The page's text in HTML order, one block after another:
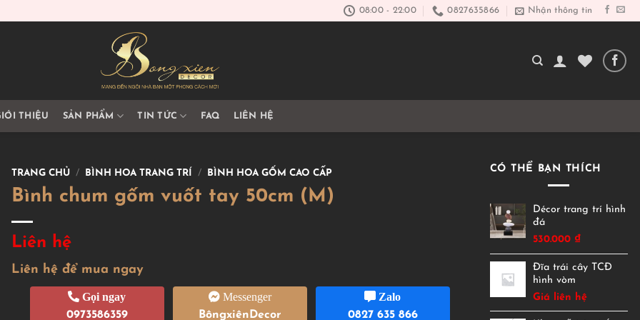
08:00 - 22:00 0827635866 Nhận thông tin
THIỆU SẢN PHẨM TIN TỨC FAQ LIÊN HỆ
TRANG CHỦ / BÌNH HOA TRANG TRÍ / BÌNH HOA GỐM CAO CẤP
Bình chum gốm vuốt tay 50cm (M)
Liên hệ
Liên hệ để mua ngay
Gọi ngay
0973586359
Messenger
BôngxiênDecor
Zalo
0827 635 866
CÓ THỂ BẠN THÍCH
Décor trang trí hình
đá
530.000 ₫
Đĩa trái cây TCĐ
hình vòm
Giá liên hệ